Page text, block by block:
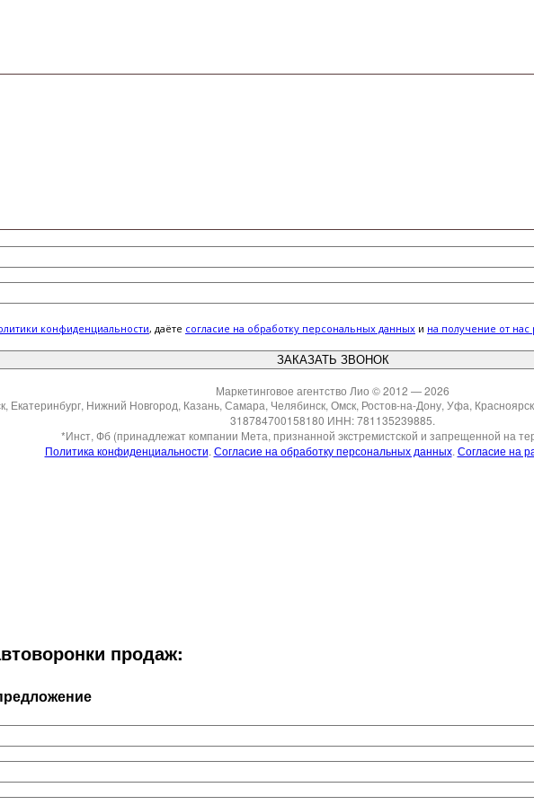
конфиденциальности, даёте cогласие на обработку персональных данных и на получение от нас
Маркетинговое агентство Лио © 2012 — 2026
Екатеринбург, Нижний Новгород, Казань, Самара, Челябинск, Омск, Ростов-на-Дону, Уфа,
318784700158180 ИНН: 781135239885.
*Инст, Фб (принадлежат компании Мета, признанной экстремистской и запрещенной на
Политика конфиденциальности. Согласие на обработку персональных данных. Согласие на
продаж: